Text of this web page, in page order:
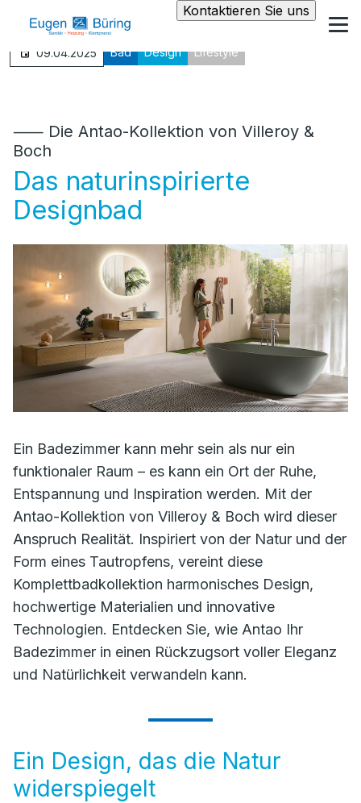
Kontaktieren Sie uns
09.04.2025 Bad Design Lifestyle
⸺ Die Antao-Kollektion von Villeroy &
Boch
Das naturinspirierte
Designbad
Ein Badezimmer kann mehr sein als nur ein
funktionaler Raum – es kann ein Ort der Ruhe,
Entspannung und Inspiration werden. Mit der
Antao-Kollektion von Villeroy & Boch wird dieser
Anspruch Realität. Inspiriert von der Natur und der
Form eines Tautropfens, vereint diese
Komplettbadkollektion harmonisches Design,
hochwertige Materialien und innovative
Technologien. Entdecken Sie, wie Antao Ihr
Badezimmer in einen Rückzugsort voller Eleganz
und Natürlichkeit verwandeln kann.
Ein Design, das die Natur
widerspiegelt